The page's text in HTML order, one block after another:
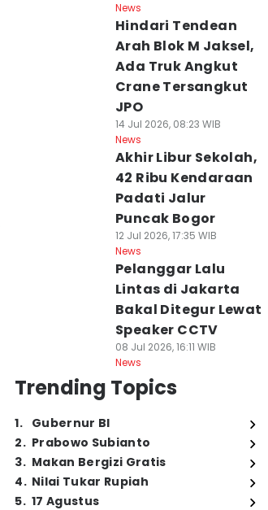
News
Hindari Tendean
Arah Blok M Jaksel,
Ada Truk Angkut
Crane Tersangkut
JPO
14 Jul 2026, 08:23 WIB
News
Akhir Libur Sekolah,
42 Ribu Kendaraan
Padati Jalur
Puncak Bogor
12 Jul 2026, 17:35 WIB
News
Pelanggar Lalu
Lintas di Jakarta
Bakal Ditegur Lewat
Speaker CCTV
08 Jul 2026, 16:11 WIB
News
Trending Topics
1. Gubernur BI
2. Prabowo Subianto
3. Makan Bergizi Gratis
4. Nilai Tukar Rupiah
5. 17 Agustus